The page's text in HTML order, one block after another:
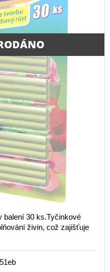
balení 30 ks.Tyčinkové
živin, což zajišťuje